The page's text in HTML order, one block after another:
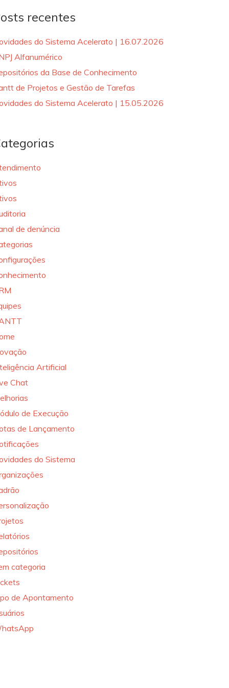
recentes
do Sistema Acelerato | 16.07.2026
Alfanumérico
da Base de Conhecimento
de Projetos e Gestão de Tarefas
do Sistema Acelerato | 15.05.2026
de denúncia
Artificial
Chat
de Execução
de Lançamento
do Sistema
categoria
de Apontamento